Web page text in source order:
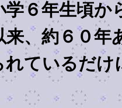
学６年生頃か
来、約６０年
ているだけ